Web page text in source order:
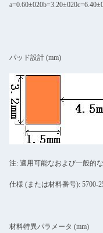
パッド設計 (mm)
注: 適用可能なおよび一般的
仕様 (または材料番号): 5700-
材料特異パラメータ (mm)